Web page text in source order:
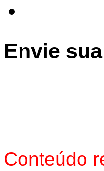
Envie
Conteúdo